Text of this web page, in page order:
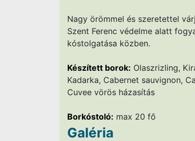
Nagy örömmel és szeretettel
Szent Ferenc védelme alatt
kóstolgatása közben.
Készített borok: Olaszrizling,
Kadarka, Cabernet sauvignon,
Cuvee vörös házasítás
Borkóstoló: max 20 fő
Galéria